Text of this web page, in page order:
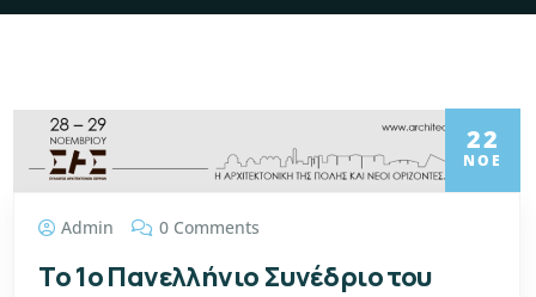
22
ΝΟΈ
Admin 0 Comments
Tο 1o Πανελλήνιο Συνέδριο του